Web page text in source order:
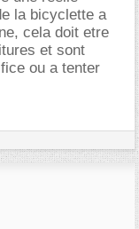
la bicyclette a
cela doit etre
et sont
ou a tenter